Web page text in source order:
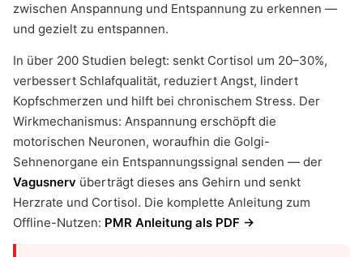
zwischen Anspannung und Entspannung zu erkennen —
und gezielt zu entspannen.
In über 200 Studien belegt: senkt Cortisol um 20–30%,
verbessert Schlafqualität, reduziert Angst, lindert
Kopfschmerzen und hilft bei chronischem Stress. Der
Wirkmechanismus: Anspannung erschöpft die
motorischen Neuronen, woraufhin die Golgi-
Sehnenorgane ein Entspannungssignal senden — der
Vagusnerv überträgt dieses ans Gehirn und senkt
Herzrate und Cortisol. Die komplette Anleitung zum
Offline-Nutzen: PMR Anleitung als PDF →